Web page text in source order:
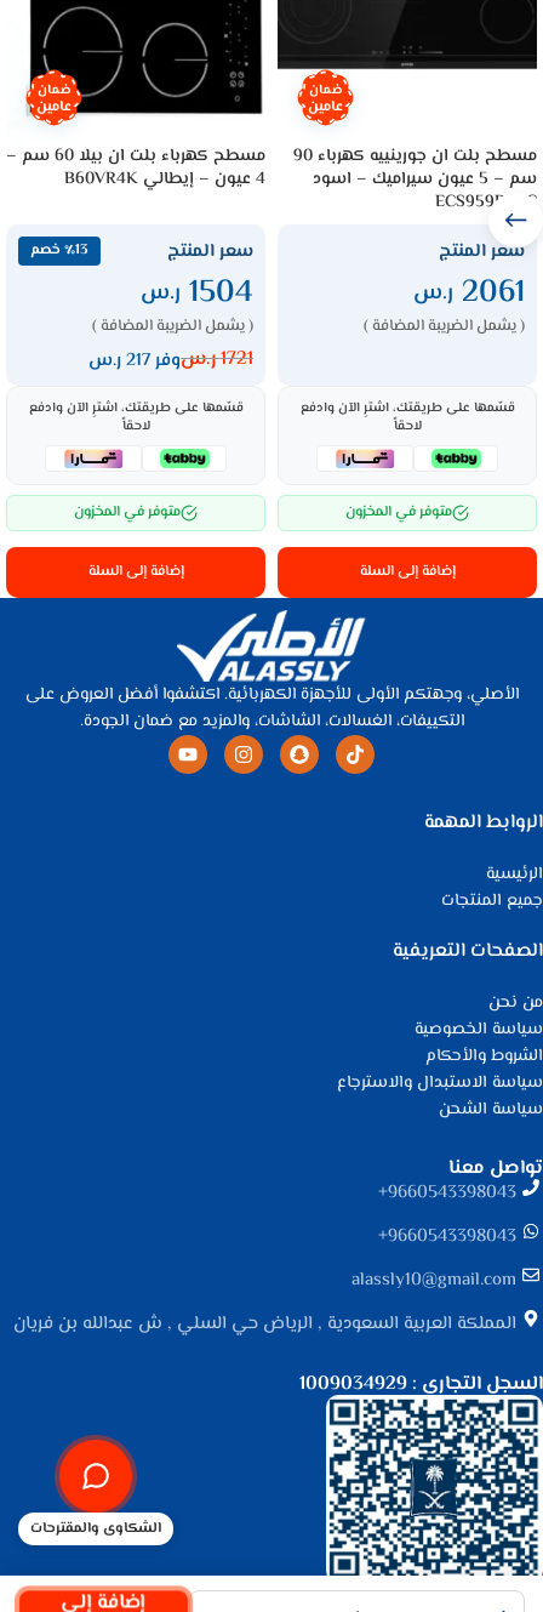
ضمان
عامين
مسطح بلت ان جورينييه كهرباء 90
سم – 5 عيون سيراميك – اسود
ECS959BCSC
سعر المنتج
2061 ر.س
( يشمل الضريبة المضافة )
قسّمها على طريقتك، اشترِ الآن وادفع
لاحقاً
متوفر في المخزون
إضافة إلى السلة
ضمان
عامين
مسطح كهرباء بلت ان بيلا 60 سم –
4 عيون – إيطالي B60VR4K
سعر المنتج ٪13 خصم
1504 ر.س
( يشمل الضريبة المضافة )
1721ر.سوفر 217 ر.س
قسّمها على طريقتك، اشترِ الآن وادفع
لاحقاً
متوفر في المخزون
إضافة إلى السلة
الأصلي، وجهتكم الأولى للأجهزة الكهربائية. اكتشفوا أفضل العروض على
التكييفات، الغسالات، الشاشات، والمزيد مع ضمان الجودة.
الروابط المهمة
الرئيسية
جميع المنتجات
الصفحات التعريفية
من نحن
سياسة الخصوصية
الشروط والأحكام
سياسة الاستبدال والاسترجاع
سياسة الشحن
تواصل معنا
9660543398043⁩+
9660543398043⁩+
alassly10@gmail.com
المملكة العربية السعودية , الرياض حي السلي , ش عبدالله بن فريان
السجل التجاري : 1009034929
جميع الحقوق محفوظة لـمتجر الأصلي© 2025.إضافة إلى
الشكاوى والمقترحات